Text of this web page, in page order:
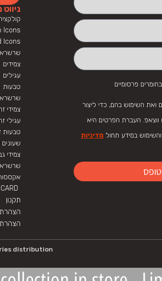
פרסומיים
השימוש בהם, כדי ליצור
העברת הפרטים היא
במידע תחול מדיניות
Icons
Icons
צמידים
עגילים
טבעות
צמידי
עגילי
טבעות
שעונים
צמידי
תקנון
הצהרת
הצהרת
distribution